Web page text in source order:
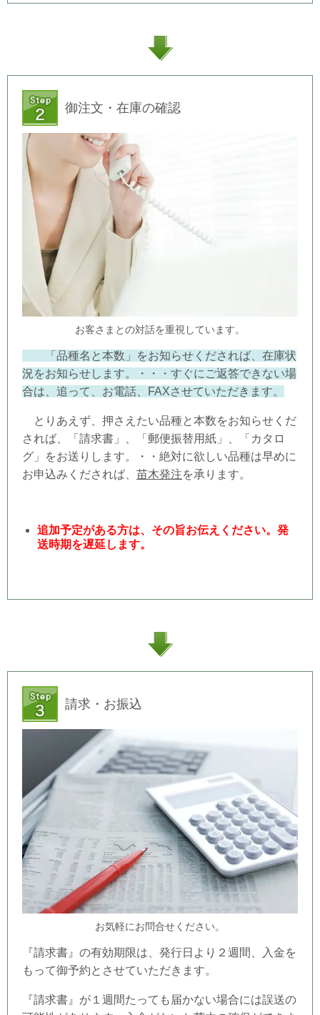
御注文・在庫の確認
お客さまとの対話を重視しています。
「品種名と本数」をお知らせくだされば、在庫状
況をお知らせします。・・・すぐにご返答できない場
合は、追って、お電話、FAXさせていただきます。
とりあえず、押さえたい品種と本数をお知らせくだ
されば、「請求書」、「郵便振替用紙」、「カタロ
グ」をお送りします。・・絶対に欲しい品種は早めに
お申込みくだされば、 苗木発注を承ります。
追加予定がある方は、その旨お伝えください。発
送時期を遅延します。
請求・お振込
お気軽にお問合せください。
『請求書』の有効期限は、発行日より２週間、入金を
もって御予約とさせていただきます。
『請求書』が１週間たっても届かない場合には誤送の